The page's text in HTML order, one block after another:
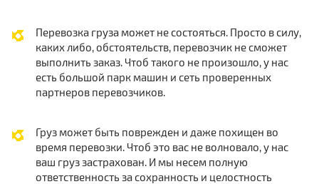
Перевозка груза может не состояться. Просто в силу,
каких либо, обстоятельств, перевозчик не сможет
выполнить заказ. Чтоб такого не произошло, у нас
есть большой парк машин и сеть проверенных
партнеров перевозчиков.
Груз может быть поврежден и даже похищен во
время перевозки. Чтоб это вас не волновало, у нас
ваш груз застрахован. И мы несем полную
ответственность за сохранность и целостность